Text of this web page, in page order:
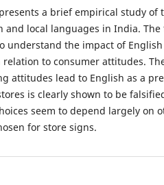
a brief empirical study of
and local languages in India.
understand the impact of
relation to consumer attitudes.
attitudes lead to English as a
is clearly shown to be
seem to depend largely on
for store signs.